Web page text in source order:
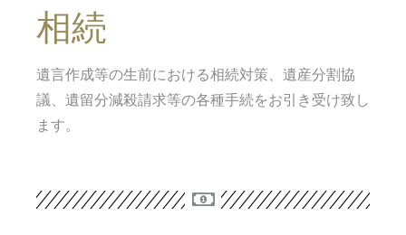
相続
遺言作成等の生前における相続対策、遺産分割協
議、遺留分減殺請求等の各種手続をお引き受け致し
ます。